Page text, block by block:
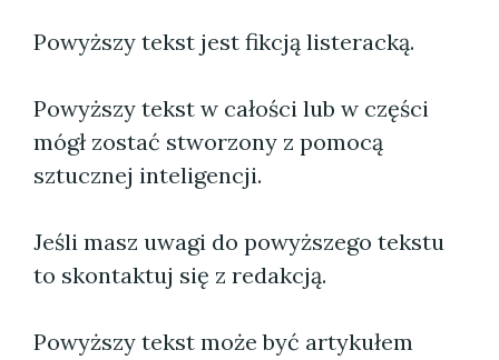
Powyższy tekst jest fikcją listeracką.
Powyższy tekst w całości lub w części
mógł zostać stworzony z pomocą
sztucznej inteligencji.
Jeśli masz uwagi do powyższego tekstu
to skontaktuj się z redakcją.
Powyższy tekst może być artykułem